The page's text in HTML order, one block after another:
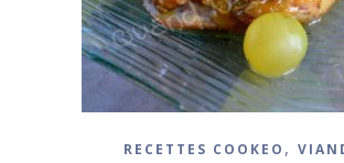
RECETTES COOKEO ,